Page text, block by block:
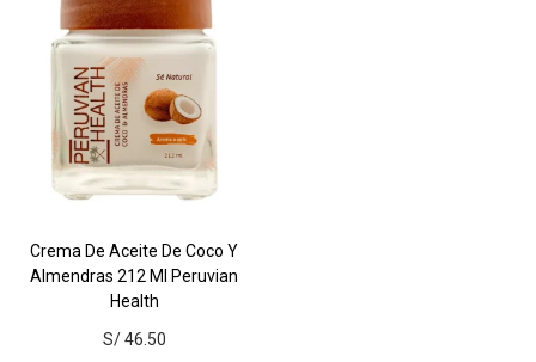
Crema De Aceite De Coco Y
Almendras 212 Ml Peruvian
Health
S/46.50